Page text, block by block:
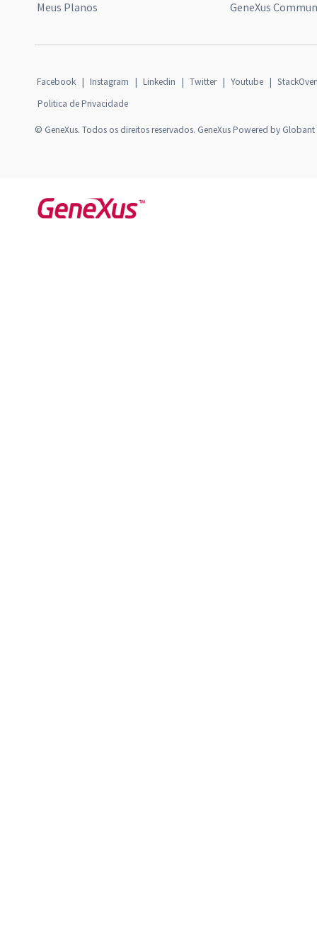
Meus Planos
GeneXus
Facebook | Instagram | Linkedin | Twitter | Youtube |
Politica de Privacidade
© GeneXus. Todos os direitos reservados. GeneXus Powered by Globant